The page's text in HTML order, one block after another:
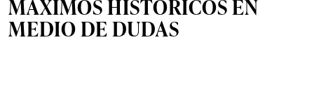
MÁXIMOS HISTÓRICOS EN
MEDIO DE DUDAS